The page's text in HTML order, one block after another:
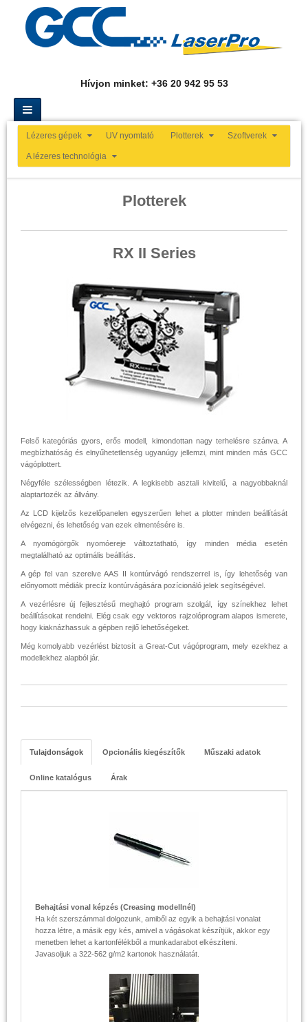
Hívjon minket: +36 20 942 95 53
Lézeres gépek UV nyomtató Plotterek Szoftverek
A lézeres technológia
Plotterek
RX II Series
Felső kategóriás gyors, erős modell, kimondottan nagy terhelésre szánva. A
megbízhatóság és elnyűhetetlenség ugyanúgy jellemzi, mint minden más GCC
vágóplottert.
Négyféle szélességben létezik. A legkisebb asztali kivitelű, a nagyobbaknál
alaptartozék az állvány.
Az LCD kijelzős kezelőpanelen egyszerűen lehet a plotter minden beállítását
elvégezni, és lehetőség van ezek elmentésére is.
A nyomógörgők nyomóereje változtatható, így minden média esetén
megtalálható az optimális beállítás.
A gép fel van szerelve AAS II kontúrvágó rendszerrel is, így lehetőség van
előnyomott médiák precíz kontúrvágására pozícionáló jelek segítségével.
A vezérlésre új fejlesztésű meghajtó program szolgál, így színekhez lehet
beállításokat rendelni. Elég csak egy vektoros rajzolóprogram alapos ismerete,
hogy kiaknázhassuk a gépben rejlő lehetőségeket.
Még komolyabb vezérlést biztosít a Great-Cut vágóprogram, mely ezekhez a
modellekhez alapból jár.
Tulajdonságok Opcionális kiegészítők Műszaki adatok
Online katalógus Árak
Behajtási vonal képzés (Creasing modellnél)
Ha két szerszámmal dolgozunk, amiből az egyik a behajtási vonalat
hozza létre, a másik egy kés, amivel a vágásokat készítjük, akkor egy
menetben lehet a kartonfélékből a munkadarabot elkészíteni.
Javasoljuk a 322-562 g/m2 kartonok használatát.